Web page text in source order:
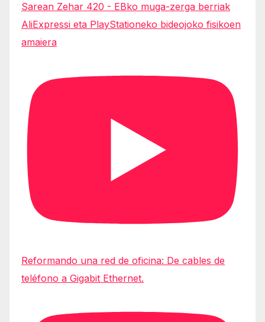
Sarean Zehar 420 - EBko muga-zerga berriak
AliExpressi eta PlayStationeko bideojoko fisikoen
amaiera
Reformando una red de oficina: De cables de
teléfono a Gigabit Ethernet.